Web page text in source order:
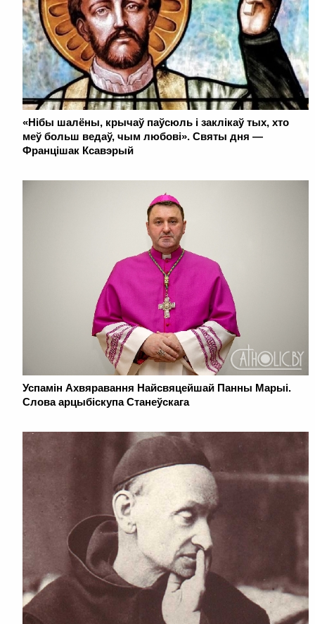
«Нібы шалёны, крычаў паўсюль і заклікаў тых, хто
меў больш ведаў, чым любові». Святы дня —
Францішак Ксавэрый
Успамін Ахвяравання Найсвяцейшай Панны Марыі.
Слова арцыбіскупа Станеўскага